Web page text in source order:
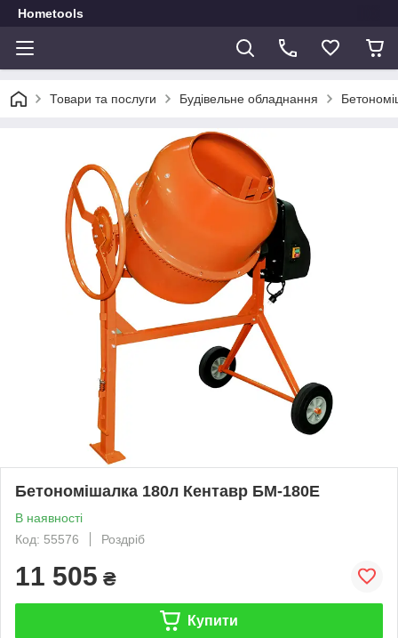
Hometools
Товари та послуги Будівельне обладнання
Бетономішалка 180л Кентавр БМ-180Е
В наявності
Код: 55576
Роздріб
11 505 ₴
Купити